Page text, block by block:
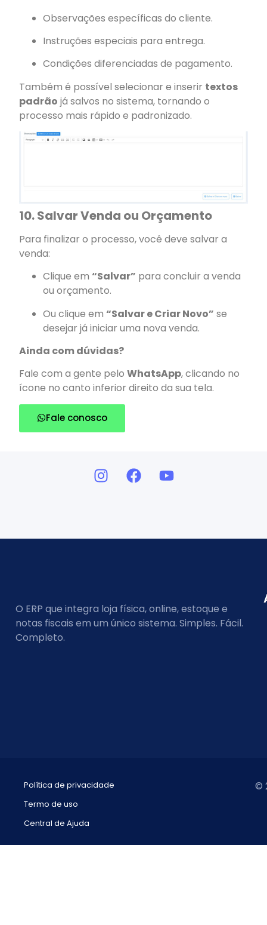
Observações específicas do cliente.
Instruções especiais para entrega.
Condições diferenciadas de pagamento.
Também é possível selecionar e inserir textos
padrão já salvos no sistema, tornando o
processo mais rápido e padronizado.
10. Salvar Venda ou Orçamento
Para finalizar o processo, você deve salvar a
venda:
Clique em “Salvar” para concluir a venda
ou orçamento.
Ou clique em “Salvar e Criar Novo” se
desejar já iniciar uma nova venda.
Ainda com dúvidas?
Fale com a gente pelo WhatsApp, clicando no
ícone no canto inferior direito da sua tela.
Fale conosco
O ERP que integra loja física, online, estoque e
notas fiscais em um único sistema. Simples. Fácil.
Completo.
Política de privacidade
Termo de uso
Central de Ajuda
©